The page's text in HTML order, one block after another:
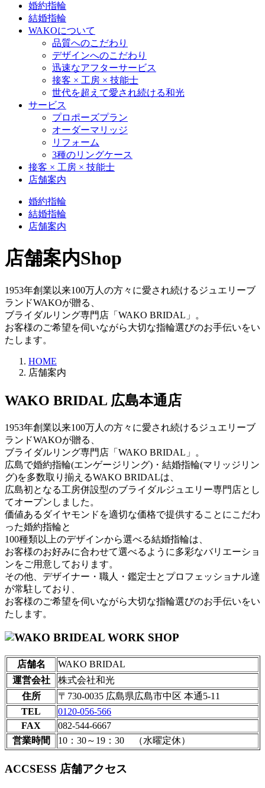
婚約指輪
結婚指輪
WAKOについて
品質へのこだわり
デザインへのこだわり
迅速なアフターサービス
接客 × 工房 × 技能士
世代を超えて愛され続ける和光
サービス
プロポーズプラン
オーダーマリッジ
リフォーム
3種のリングケース
接客 × 工房 × 技能士
店舗案内
婚約指輪
結婚指輪
店舗案内
店舗案内Shop
1953年創業以来100万人の方々に愛され続けるジュエリーブ
ランドWAKOが贈る、
ブライダルリング専門店「WAKO BRIDAL」。
お客様のご希望を伺いながら大切な指輪選びのお手伝いをい
たします。
HOME
店舗案内
WAKO BRIDAL 広島本通店
1953年創業以来100万人の方々に愛され続けるジュエリーブ
ランドWAKOが贈る、
ブライダルリング専門店「WAKO BRIDAL」。
広島で婚約指輪(エンゲージリング)・結婚指輪(マリッジリン
グ)を多数取り揃えるWAKO BRIDALは、
広島初となる工房併設型のブライダルジュエリー専門店とし
てオープンしました。
価値あるダイヤモンドを適切な価格で提供することにこだわ
った婚約指輪と
100種類以上のデザインから選べる結婚指輪は、
お客様のお好みに合わせて選べるように多彩なバリエーショ
ンをご用意しております。
その他、デザイナー・職人・鑑定士とプロフェッショナル達
が常駐しており、
お客様のご希望を伺いながら大切な指輪選びのお手伝いをい
たします。
店舗名
WAKO BRIDAL
運営会社
株式会社和光
住所
〒730-0035 広島県広島市中区 本通5-11
TEL
0120-056-566
FAX
082-544-6667
営業時間
10：30～19：30 （水曜定休）
ACCSESS 店舗アクセス